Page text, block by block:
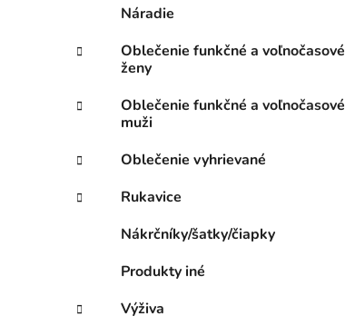
Náradie
Oblečenie funkčné a voľnočasové
ženy
Oblečenie funkčné a voľnočasové
muži
Oblečenie vyhrievané
Rukavice
Nákrčníky/šatky/čiapky
Produkty iné
Výživa